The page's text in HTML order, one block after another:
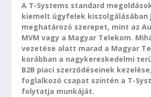
A T-Systems standard
kiemelt ügyfelek kiszolgálásában
meghatározó szerepet, mint az
MVM vagy a Magyar Telekom.
vezetése alatt marad a Magyar
korábban a nagykereskedelmi
B2B piaci szerződéseinek
foglalkozó csapat szintén a T-
folytatja munkáját.